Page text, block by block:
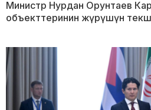
Министр Нурдан Орунтаев
объекттеринин жүрүшүн